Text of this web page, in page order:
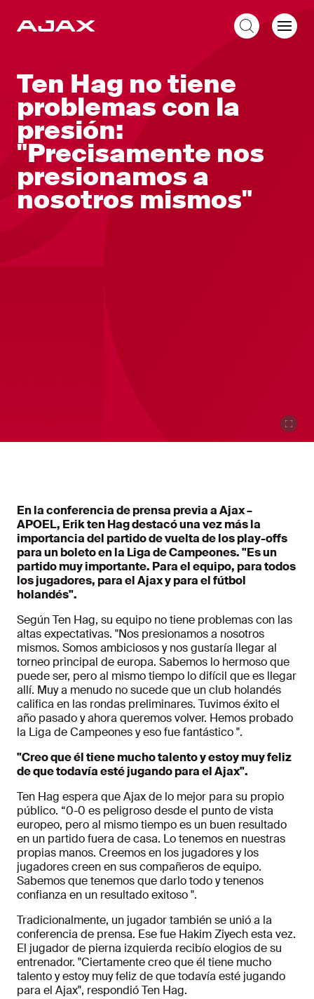
Ten Hag no tiene
problemas con la
presión:
"Precisamente nos
presionamos a
nosotros mismos"
En la conferencia de prensa previa a Ajax –
APOEL, Erik ten Hag destacó una vez más la
importancia del partido de vuelta de los play-offs
para un boleto en la Liga de Campeones. "Es un
partido muy importante. Para el equipo, para todos
los jugadores, para el Ajax y para el fútbol
holandés".
Según Ten Hag, su equipo no tiene problemas con las
altas expectativas. "Nos presionamos a nosotros
mismos. Somos ambiciosos y nos gustaría llegar al
torneo principal de europa. Sabemos lo hermoso que
puede ser, pero al mismo tiempo lo difícil que es llegar
allí. Muy a menudo no sucede que un club holandés
califica en las rondas preliminares. Tuvimos éxito el
año pasado y ahora queremos volver. Hemos probado
la Liga de Campeones y eso fue fantástico ".
"Creo que él tiene mucho talento y estoy muy feliz
de que todavía esté jugando para el Ajax".
Ten Hag espera que Ajax de lo mejor para su propio
público. “0-0 es peligroso desde el punto de vista
europeo, pero al mismo tiempo es un buen resultado
en un partido fuera de casa. Lo tenemos en nuestras
propias manos. Creemos en los jugadores y los
jugadores creen en sus compañeros de equipo.
Sabemos que tenemos que darlo todo y tenenos
confianza en un resultado exitoso ".
Tradicionalmente, un jugador también se unió a la
conferencia de prensa. Ese fue Hakim Ziyech esta vez.
El jugador de pierna izquierda recibío elogios de su
entrenador. "Ciertamente creo que él tiene mucho
talento y estoy muy feliz de que todavía esté jugando
para el Ajax", respondió Ten Hag.